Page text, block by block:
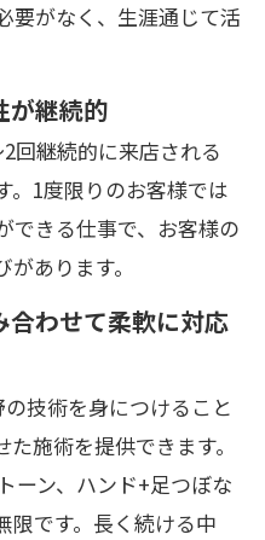
要がなく、生涯通じて活
が継続的
回継続的に来店される
。1度限りのお客様では
できる仕事で、お客様の
あります。
わせて柔軟に対応
技術を身につけること
施術を提供できます。
ーン、ハンド+足つぼな
限です。長く続ける中